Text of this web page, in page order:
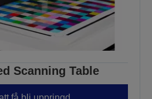
Scanning Table